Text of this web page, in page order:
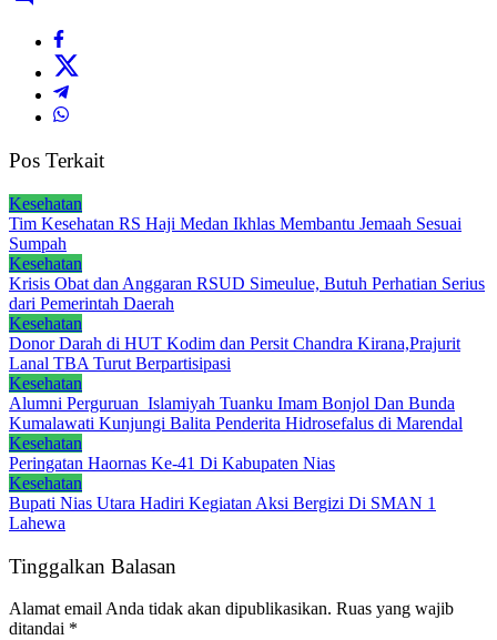
Pos Terkait
Kesehatan
Tim Kesehatan RS Haji Medan Ikhlas Membantu Jemaah Sesuai
Sumpah
Kesehatan
Krisis Obat dan Anggaran RSUD Simeulue, Butuh Perhatian Serius
dari Pemerintah Daerah
Kesehatan
Donor Darah di HUT Kodim dan Persit Chandra Kirana,Prajurit
Lanal TBA Turut Berpartisipasi
Kesehatan
Alumni Perguruan Islamiyah Tuanku Imam Bonjol Dan Bunda
Kumalawati Kunjungi Balita Penderita Hidrosefalus di Marendal
Kesehatan
Peringatan Haornas Ke-41 Di Kabupaten Nias
Kesehatan
Bupati Nias Utara Hadiri Kegiatan Aksi Bergizi Di SMAN 1
Lahewa
Tinggalkan Balasan
Alamat email Anda tidak akan dipublikasikan. Ruas yang wajib
ditandai *